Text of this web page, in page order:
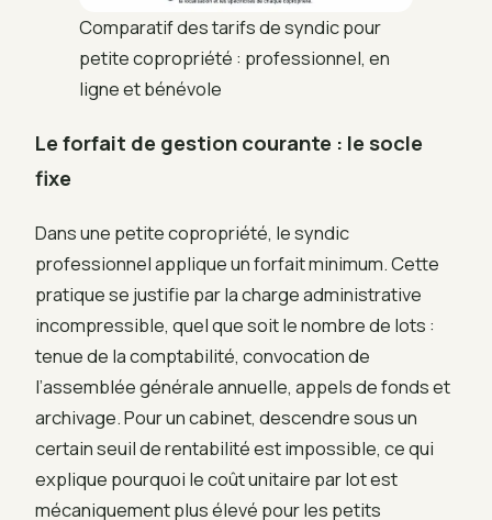
Comparatif des tarifs de syndic pour
petite copropriété : professionnel, en
ligne et bénévole
Le forfait de gestion courante : le socle
fixe
Dans une petite copropriété, le syndic
professionnel applique un forfait minimum. Cette
pratique se justifie par la charge administrative
incompressible, quel que soit le nombre de lots :
tenue de la comptabilité, convocation de
l’assemblée générale annuelle, appels de fonds et
archivage. Pour un cabinet, descendre sous un
certain seuil de rentabilité est impossible, ce qui
explique pourquoi le coût unitaire par lot est
mécaniquement plus élevé pour les petits